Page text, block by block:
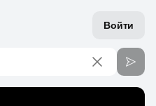
Войти